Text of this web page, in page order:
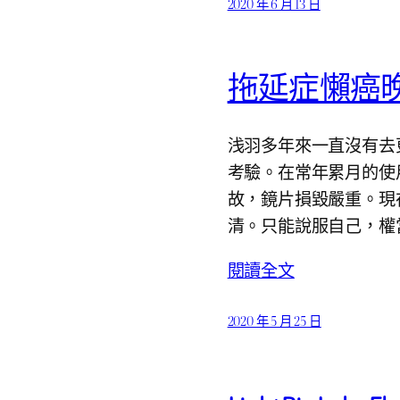
拖延症懶癌
浅羽多年來一直沒有
考驗。在常年累月的
故，鏡片損毀嚴重。
清。只能說服自己，
閱讀全文
2020 年 5 月 25 日